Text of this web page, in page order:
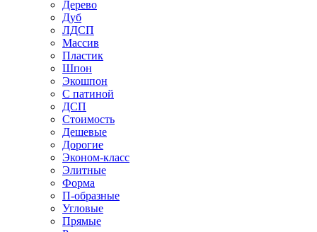
Дерево
Дуб
ЛДСП
Массив
Пластик
Шпон
Экошпон
С патиной
ДСП
Стоимость
Дешевые
Дорогие
Эконом-класс
Элитные
Форма
П-образные
Угловые
Прямые